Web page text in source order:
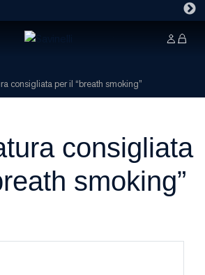
consigliata per il “breath smoking”
consigliata
smoking”